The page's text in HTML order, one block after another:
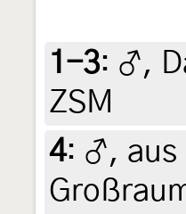
1-3: ♂,
ZSM
4: ♂, aus